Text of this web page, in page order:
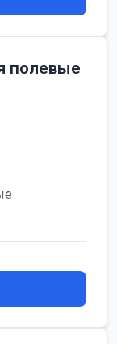
полевые